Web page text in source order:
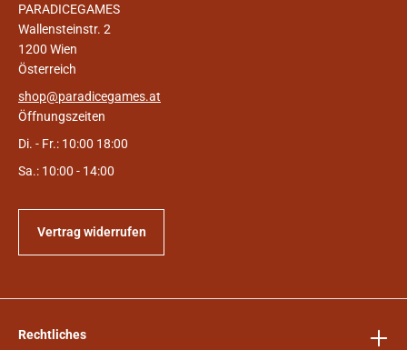
PARADICEGAMES
Wallensteinstr. 2
1200 Wien
Österreich
shop@paradicegames.at
Öffnungszeiten
Di. - Fr.: 10:00 18:00
Sa.: 10:00 - 14:00
Vertrag widerrufen
Rechtliches